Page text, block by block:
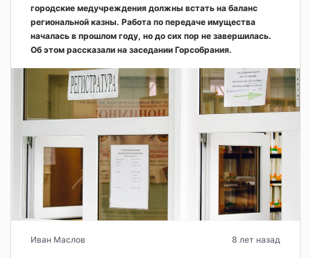
городские медучреждения должны встать на баланс
региональной казны. Работа по передаче имущества
началась в прошлом году, но до сих пор не завершилась.
Об этом рассказали на заседании Горсобрания.
Иван Маслов 8 лет назад